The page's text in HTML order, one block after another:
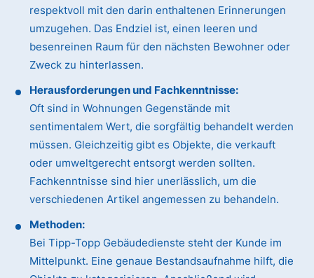
respektvoll mit den darin enthaltenen Erinnerungen
umzugehen. Das Endziel ist, einen leeren und
besenreinen Raum für den nächsten Bewohner oder
Zweck zu hinterlassen.
Herausforderungen und Fachkenntnisse:
Oft sind in Wohnungen Gegenstände mit
sentimentalem Wert, die sorgfältig behandelt werden
müssen. Gleichzeitig gibt es Objekte, die verkauft
oder umweltgerecht entsorgt werden sollten.
Fachkenntnisse sind hier unerlässlich, um die
verschiedenen Artikel angemessen zu behandeln.
Methoden:
Bei Tipp-Topp Gebäudedienste steht der Kunde im
Mittelpunkt. Eine genaue Bestandsaufnahme hilft, die